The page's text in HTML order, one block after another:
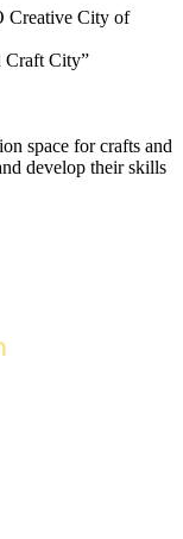
Creative City of
Craft City”
space for crafts and
develop their skills